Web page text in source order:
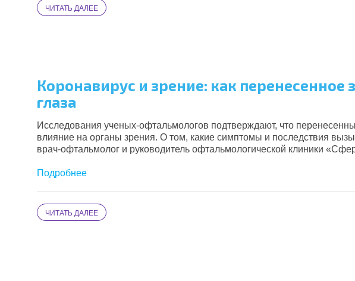
ЧИТАТЬ ДАЛЕЕ
Коронавирус и зрение: как перенесенное
глаза
Исследования ученых-офтальмологов подтверждают, что
влияние на органы зрения. О том, какие симптомы и последствия
врач-офтальмолог и руководитель офтальмологической клиники
Подробнее
ЧИТАТЬ ДАЛЕЕ